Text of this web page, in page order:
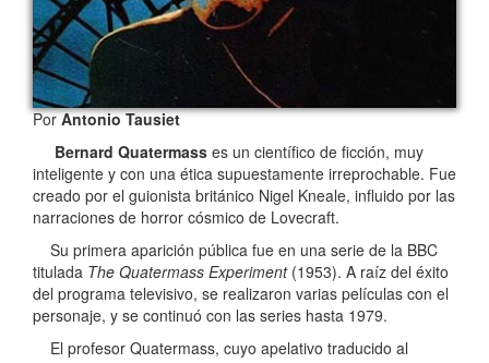
PorAntonio Tausiet
Bernard Quatermass es un científico de ficción, muy
inteligente y con una ética supuestamente irreprochable. Fue
creado por el guionista británico Nigel Kneale, influido por las
narraciones de horror cósmico de Lovecraft.
Su primera aparición pública fue en una serie de la BBC
titulada The Quatermass Experiment(1953). A raíz del éxito
del programa televisivo, se realizaron varias películas con el
personaje, y se continuó con las series hasta 1979.
El profesor Quatermass, cuyo apelativo traducido al